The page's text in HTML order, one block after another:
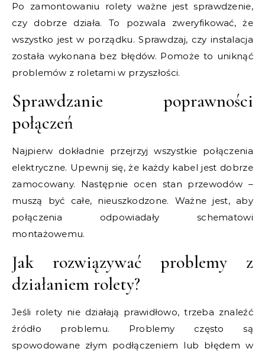
Po zamontowaniu rolety ważne jest sprawdzenie,
czy dobrze działa. To pozwala zweryfikować, że
wszystko jest w porządku. Sprawdzaj, czy instalacja
została wykonana bez błędów. Pomoże to uniknąć
problemów z roletami w przyszłości.
Sprawdzanie poprawności
połączeń
Najpierw dokładnie przejrzyj wszystkie połączenia
elektryczne. Upewnij się, że każdy kabel jest dobrze
zamocowany. Następnie ocen stan przewodów –
muszą być całe, nieuszkodzone. Ważne jest, aby
połączenia odpowiadały schematowi
montażowemu.
Jak rozwiązywać problemy z
działaniem rolety?
Jeśli rolety nie działają prawidłowo, trzeba znaleźć
źródło problemu. Problemy często są
spowodowane złym podłączeniem lub błędem w